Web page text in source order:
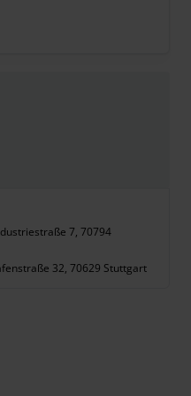
7, 70794
32, 70629 Stuttgart